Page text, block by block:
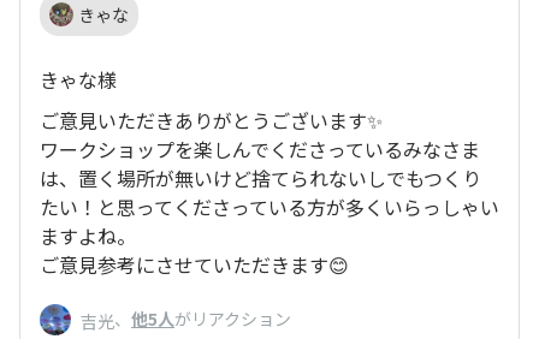
きゃな
きゃな様
ご意見いただきありがとうございます✨
ワークショップを楽しんでくださっているみなさま
は、置く場所が無いけど捨てられないしでもつくり
たい！と思ってくださっている方が多くいらっしゃい
ますよね。
ご意見参考にさせていただきます😊
吉光、 他5人がリアクション